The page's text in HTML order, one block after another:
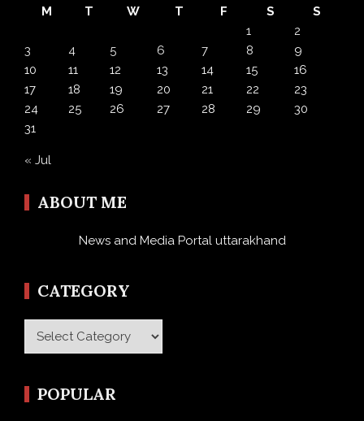
M
T W T F S
S
1
2
3
4 5 6 7 8
9
10
11 12 13 14 15
16
17
18 19 20 21 22
23
24
25 26 27 28 29
30
31
« Jul
ABOUT ME
News and Media Portal uttarakhand
CATEGORY
Category
POPULAR